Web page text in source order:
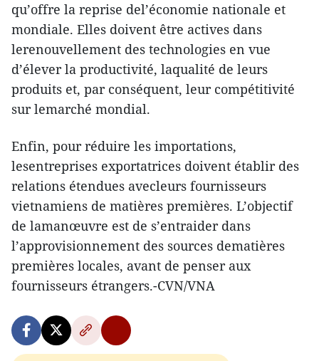
qu’offre la reprise del’économie nationale et
mondiale. Elles doivent être actives dans
lerenouvellement des technologies en vue
d’élever la productivité, laqualité de leurs
produits et, par conséquent, leur compétitivité
sur lemarché mondial.
Enfin, pour réduire les importations,
lesentreprises exportatrices doivent établir des
relations étendues avecleurs fournisseurs
vietnamiens de matières premières. L’objectif
de lamanœuvre est de s’entraider dans
l’approvisionnement des sources dematières
premières locales, avant de penser aux
fournisseurs étrangers.-CVN/VNA